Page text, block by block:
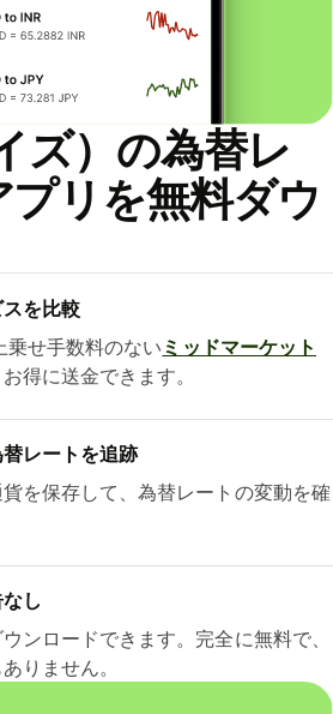
ズ）の為替レ
プリを無料ダウ
を比較
せ手数料のない ミッドマーケット
得に送金できます。
レートを追跡
を保存して、為替レートの変動を確
し
ンロードできます。完全に無料で、
りません。